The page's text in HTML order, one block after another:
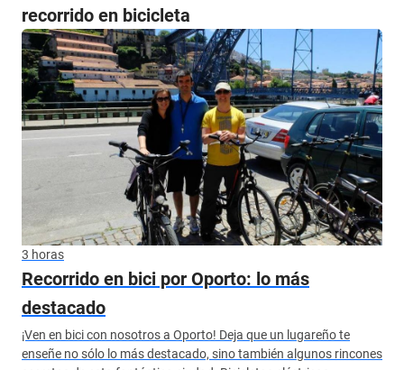
recorrido en bicicleta
3 horas
Recorrido en bici por Oporto: lo más
destacado
¡Ven en bici con nosotros a Oporto! Deja que un lugareño te
enseñe no sólo lo más destacado, sino también algunos rincones